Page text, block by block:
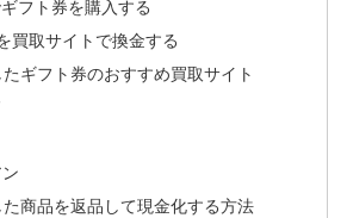
フト券を購入する
買取サイトで換金する
ギフト券のおすすめ買取サイト
商品を返品して現金化する方法